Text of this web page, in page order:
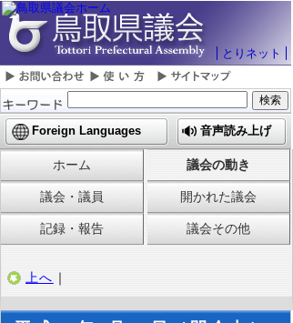
とりネット
Foreign Languages 音声読み上げ
ホーム 議会の動き
議会・議員 開かれた議会
記録・報告 議会その他
上へ ｜